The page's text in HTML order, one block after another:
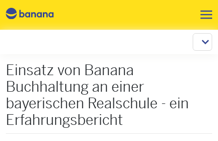
Einsatz von Banana
Buchhaltung an einer
bayerischen Realschule - ein
Erfahrungsbericht